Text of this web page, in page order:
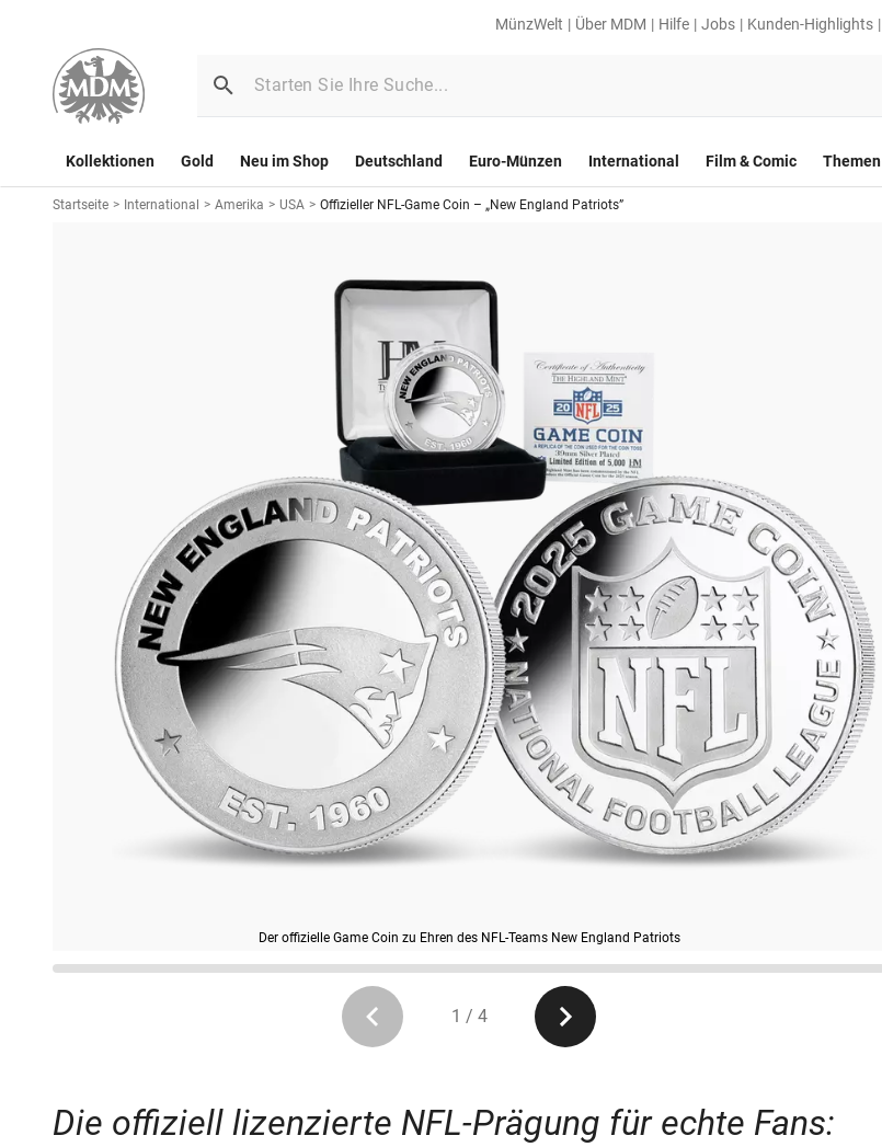
MünzWelt Über MDM Hilfe Jobs Kunden-Highlights
Kollektionen Gold Neu im Shop Deutschland Euro-Münzen International Film & Comic Themen
Startseite > International > Amerika > USA > Offizieller NFL-Game Coin – „New England Patriots”
Der offizielle Game Coin zu Ehren des NFL-Teams New England Patriots
1 / 4
Die offiziell lizenzierte NFL-Prägung für echte Fans: